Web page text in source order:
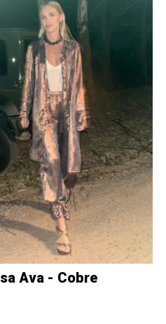
Ava - Cobre